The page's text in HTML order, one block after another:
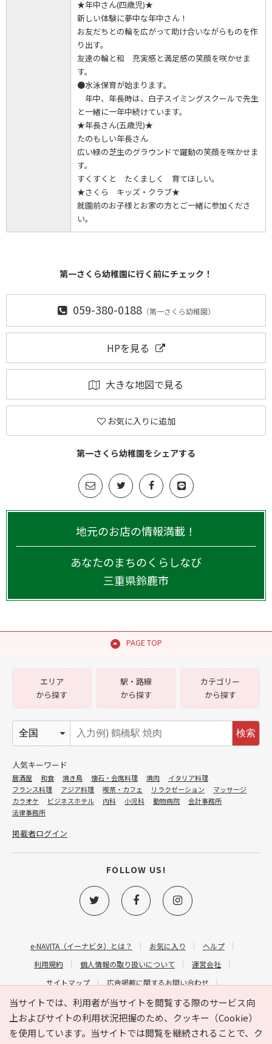
★年中さん(四歳児)★
新しい体験に夢中な年中さん！
お友だちとの輪を広がって助け合いながらものを作
り出す。
友達の輪と和 充実感と満足感の笑顔を咲かせま
す。
●水泳保育が始まります。
年中、年長時は、白子スイミングスクールで先生
と一緒に一年中続けています。
★年長さん(五歳児)★
たのもしい年長さん
広い緑の芝生のグラウンドで躍動の笑顔を咲かせま
す。
すくすくと たくましく 育てほしい。
★さくら キッズ・クラブ★
就園前のお子様とお家の方とご一緒に参加くださ
い。
第一さくら幼稚園に行く前にチェック！
059-380-0188（第一さくら幼稚園）
HPを見る
大きな地図で見る
お気に入りに追加
第一さくら幼稚園をシェアする
地元のお店の情報満載！
あなたのまちのくらしなび
三重県鈴鹿市
PAGE TOP
当サイトでは、利用者が当サイトを閲覧する際のサービス向
上およびサイトの利用状況把握のため、クッキー（Cookie）
を使用しています。当サイトでは閲覧を継続されることで、ク
e-NAVITA（イーナビタ）とは？ お気に入り
ヘルプ
利用規約
個人情報の取り扱いについて
運営会社
サイトマップ
広告掲載に関するお問い合わせ
サイトの内容に関するお問い合わせ
エリア
から探す
駅・路線
から探す
カテゴリー
から探す
検索
人気キーワード
居酒屋 和食 焼き鳥 懐石・会席料理 焼肉
イタリア料理
フランス料理
アジア料理 喫茶・カフェ リラクゼーション
マッサージ
カラオケ
ビジネスホテル 内科 小児科 動物病院
会計事務所
法律事務所
掲載者ログイン
FOLLOW US!